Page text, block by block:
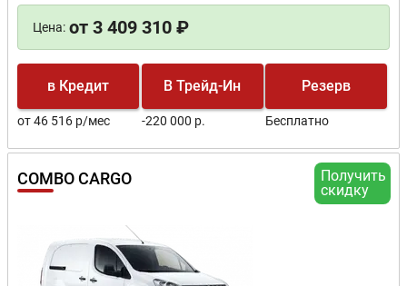
Цена: от 3 409 310 ₽
в Кредит
от 46 516 р/мес
В Трейд-Ин
-220 000 р.
Резерв
Бесплатно
Получить
скидку
COMBO CARGO